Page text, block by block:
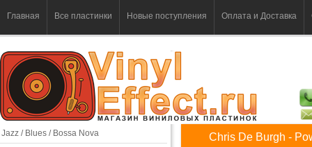
Главная Все пластинки Новые поступления Оплата и Доставка
Jazz / Blues / Bossa Nova
Chris De Burgh -